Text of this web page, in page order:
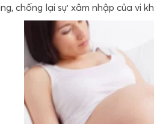
chống lại sự xâm nhập của vi